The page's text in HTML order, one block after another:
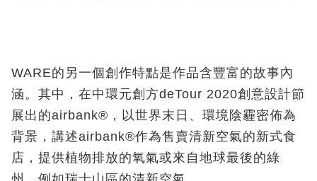
WARE的另一個創作特點是作品含豐富的故事內
涵。其中，在中環元創方deTour 2020創意設計節
展出的airbank® ，以世界末日、環境陰霾密佈為
背景，講述airbank®作為售賣清新空氣的新式食
店，提供植物排放的氧氣或來自地球最後的綠